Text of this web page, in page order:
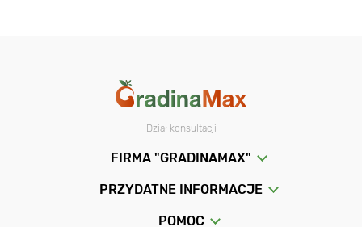
Dział konsultacji
FIRMA "GRADINAMAX"
PRZYDATNE INFORMACJE
POMOC